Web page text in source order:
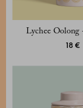
Lychee Oolong
18 €